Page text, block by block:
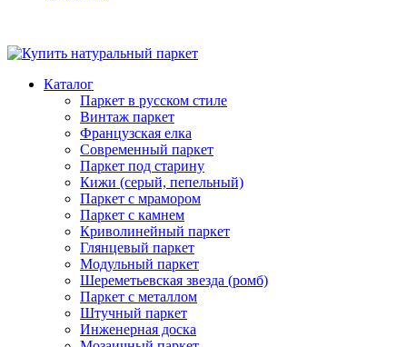
Каталог
Паркет в русском стиле
Винтаж паркет
Французская елка
Современный паркет
Паркет под старину
Кижи (серый, пепельный)
Паркет с мрамором
Паркет с камнем
Криволинейный паркет
Глянцевый паркет
Модульный паркет
Шереметьевская звезда (ромб)
Паркет с металлом
Штучный паркет
Инженерная доска